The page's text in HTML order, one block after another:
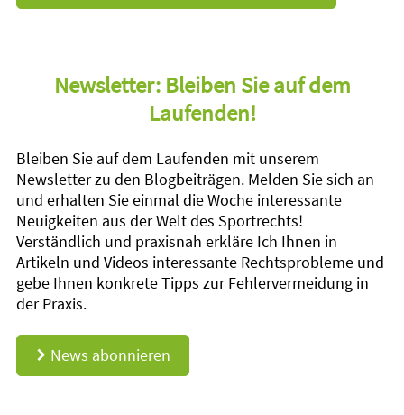
Newsletter: Bleiben Sie auf dem
Laufenden!
Bleiben Sie auf dem Laufenden mit unserem
Newsletter zu den Blogbeiträgen. Melden Sie sich an
und erhalten Sie einmal die Woche interessante
Neuigkeiten aus der Welt des Sportrechts!
Verständlich und praxisnah erkläre Ich Ihnen in
Artikeln und Videos interessante Rechtsprobleme und
gebe Ihnen konkrete Tipps zur Fehlervermeidung in
der Praxis.
d News abonnieren